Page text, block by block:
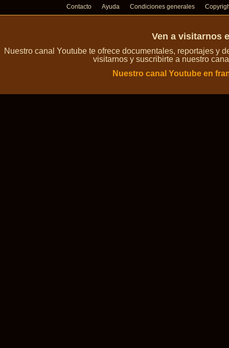
Contacto Ayuda Condiciones generales
Ven a visitarnos
Nuestro canal Youtube te ofrece documentales, reportajes y
visitarnos y suscribirte a nuestro
Nuestro canal Youtube en